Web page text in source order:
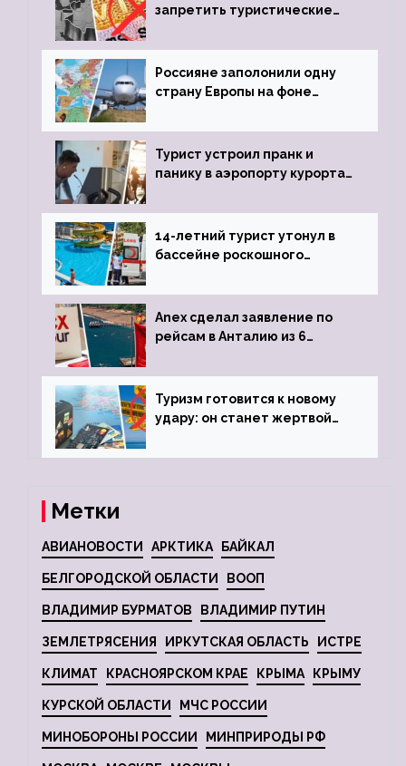
запретить туристические
Россияне заполонили одну
страну Европы на фоне
виз
Турист устроил пранк и
панику в аэропорту курорта,
задержке рейса
14-летний турист утонул в
бассейне роскошного
Anex сделал заявление по
рейсам в Анталию из 6
Туризм готовится к новому
удару: он станет жертвой
Метки
АВИАНОВОСТИ АРКТИКА БАЙКАЛ
БЕЛГОРОДСКОЙ ОБЛАСТИ ВООП
ВЛАДИМИР БУРМАТОВ ВЛАДИМИР ПУТИН
ЗЕМЛЕТРЯСЕНИЯ ИРКУТСКАЯ ОБЛАСТЬ ИСТРЕ
КЛИМАТ КРАСНОЯРСКОМ КРАЕ КРЫМА КРЫМУ
КУРСКОЙ ОБЛАСТИ МЧС РОССИИ
МИНОБОРОНЫ РОССИИ МИНПРИРОДЫ РФ